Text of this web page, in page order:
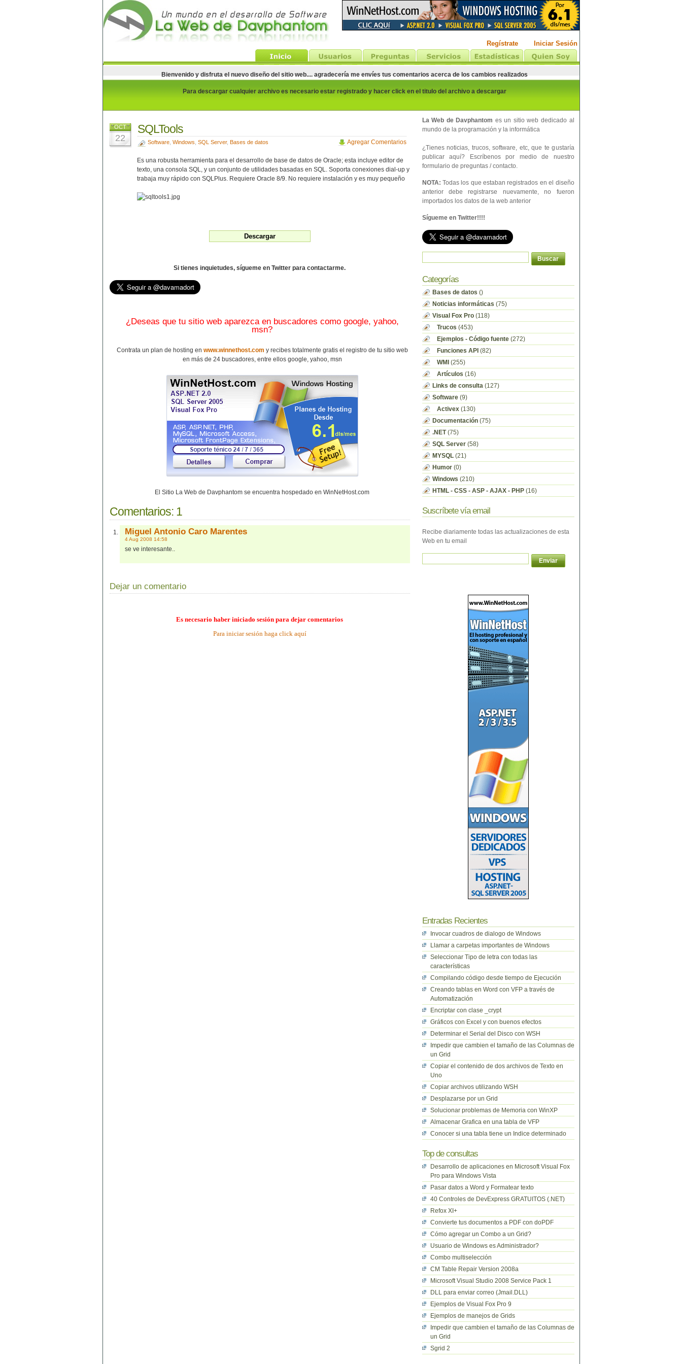
Regístrate Iniciar Sesión
Bienvenido y disfruta el nuevo diseño del sitio web.... agradecería me envíes tus comentarios acerca de los cambios realizados
Para descargar cualquier archivo es necesario estar registrado y hacer click en el titulo del archivo a descargar
OCT
22
SQLTools
Software, Windows SQL Server, Bases de datos Agregar Comentarios
Es una robusta herramienta para el desarrollo de base de datos de Oracle; esta incluye editor de
texto, una consola SQL, y un conjunto de utilidades basadas en SQL. Soporta conexiones dial-up y
trabaja muy rápido con SQLPlus. Requiere Oracle 8/9. No requiere instalación y es muy pequeño
Si tienes inquietudes, sígueme en Twitter para contactarme.
¿Deseas que tu sitio web aparezca en buscadores como google, yahoo,
msn?
Contrata un plan de hosting en www.winnethost.com y recibes totalmente gratis el registro de tu sitio web
en más de 24 buscadores, entre ellos google, yahoo, msn
El Sitio La Web de Davphantom se encuentra hospedado en WinNetHost.com
Comentarios:1
Miguel Antonio Caro Marentes
4 Aug 2008 14:58
se ve interesante..
Dejar un comentario
Es necesario haber iniciado sesión para dejar comentarios
Para iniciar sesión haga click aquí
La Web de Davphantom es un sitio web dedicado al
mundo de la programación y la informática
¿Tienes noticias, trucos, software, etc, que te gustaría
publicar aquí? Escríbenos por medio de nuestro
formulario de preguntas / contacto.
NOTA: Todas los que estaban registrados en el diseño
anterior debe registrarse nuevamente, no fueron
importados los datos de la web anterior
Sígueme en Twitter!!!!
Categorías
Bases de datos ()
Noticias informáticas (75)
Visual Fox Pro(118)
Trucos (453)
Ejemplos - Código fuente(272)
Funciones API (82)
WMI (255)
Artículos (16)
Links de consulta(127)
Software(9)
Activex(130)
Documentación(75)
.NET(75)
SQL Server(58)
MYSQL(21)
Humor(0)
Windows (210)
HTML - CSS - ASP - AJAX - PHP(16)
Suscríbete vía email
Recibe diariamente todas las actualizaciones de esta
Web en tu email
Entradas Recientes
Invocar cuadros de dialogo de Windows
Llamar a carpetas importantes de Windows
Seleccionar Tipo de letra con todas las
características
Compilando código desde tiempo de Ejecución
Creando tablas en Word con VFP a través de
Automatización
Encriptar con clase _crypt
Gráficos con Excel y con buenos efectos
Determinar el Serial del Disco con WSH
Impedir que cambien el tamaño de las Columnas de
un Grid
Copiar el contenido de dos archivos de Texto en
Uno
Copiar archivos utilizando WSH
Desplazarse por un Grid
Solucionar problemas de Memoria con WinXP
Almacenar Grafica en una tabla de VFP
Conocer si una tabla tiene un Indice determinado
Top de consultas
Desarrollo de aplicaciones en Microsoft Visual Fox
Pro para Windows Vista
Pasar datos a Word y Formatear texto
40 Controles de DevExpress GRATUITOS (.NET)
Refox XI+
Convierte tus documentos a PDF con doPDF
Cómo agregar un Combo a un Grid?
Usuario de Windows es Administrador?
Combo multiselección
CM Table Repair Version 2008a
Microsoft Visual Studio 2008 Service Pack 1
DLL para enviar correo (Jmail.DLL)
Ejemplos de Visual Fox Pro 9
Ejemplos de manejos de Grids
Impedir que cambien el tamaño de las Columnas de
un Grid
Sgrid 2